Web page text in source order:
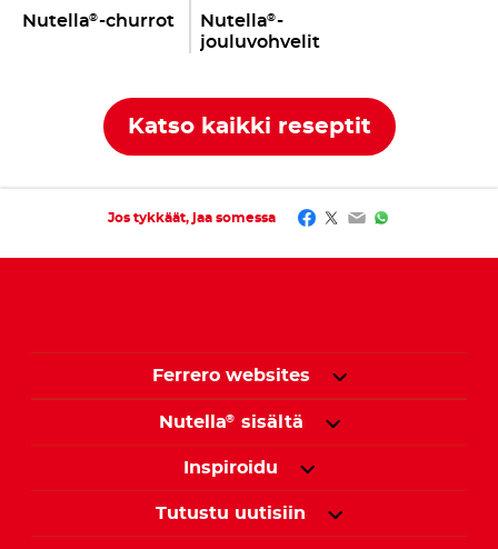
Nutella®-churrot Nutella®-
jouluvohvelit
Katso kaikki reseptit
Jos tykkäät, jaa somessa Facebook
Twitter
EmailWhatsApp
Ferrero websites
Nutella® sisältä
Inspiroidu
Tutustu uutisiin